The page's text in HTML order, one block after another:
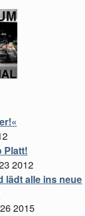
Platt!
2012
lädt alle ins neue
2015